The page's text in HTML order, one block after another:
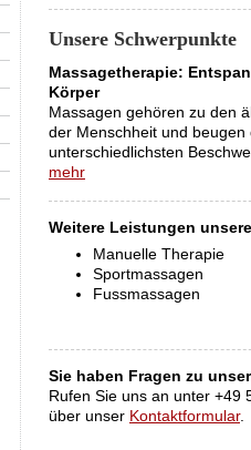
Unsere Schwerpunkte
Massagetherapie:
Körper
Massagen gehören zu den
der Menschheit und beugen
unterschiedlichsten
mehr
Weitere Leistungen
Manuelle Therapie
Sportmassagen
Fussmassagen
Sie haben Fragen zu
Rufen Sie uns an unter +49
über unser Kontaktformular.